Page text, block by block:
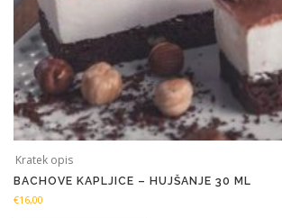
Kratek opis
BACHOVE KAPLJICE – HUJŠANJE 30 ML
€16,00